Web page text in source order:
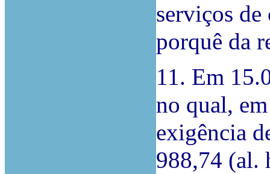
serviços
porquê da
11. Em
no qual,
exigência
988,74 (al.